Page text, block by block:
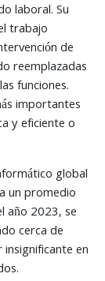
laboral. Su
trabajo
de
reemplazadas
funciones.
importantes
y eficiente o
global
un promedio
año 2023, se
cerca de
en